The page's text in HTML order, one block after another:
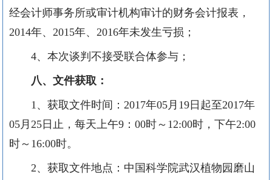
经会计师事务所或审计机构审计的财务会计报表，
2014年、 2015年、 2016年未发生亏损；
4、本次谈判不接受联合体参与；
八、 文件获取：
1 、获取文件时间： 2017年05 月 19日起至2017年
05 月 25日止，每天上午9 ： 00时～ 12:00时，下午2:00
时～ 16:00时。
2、获取文件地点：中国科学院武汉植物园磨山